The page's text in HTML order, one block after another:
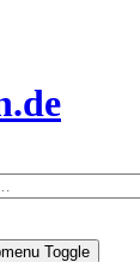
Toggle